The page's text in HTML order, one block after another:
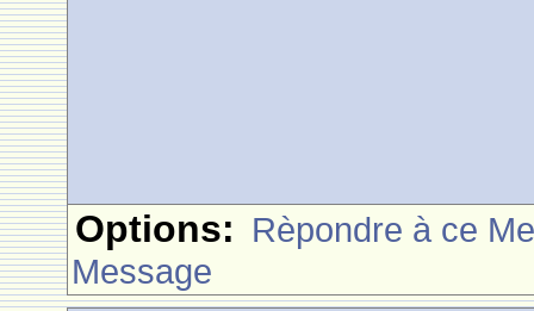
Options: Rèpondre à ce
Message